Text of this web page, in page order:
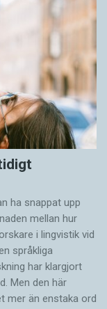
ha snappat upp
mellan hur
i lingvistik vid
språkliga
har klargjort
Men den här
mer än enstaka ord